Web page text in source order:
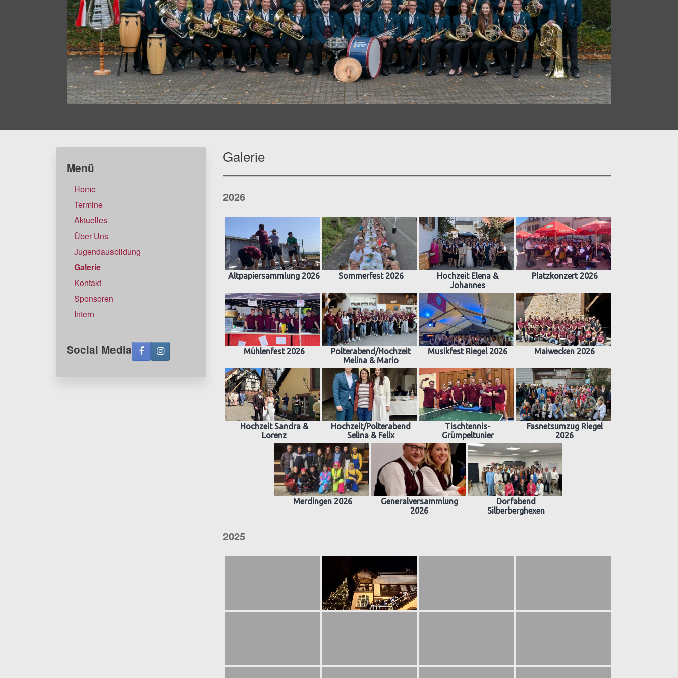
Galerie
2026
Altpapiersammlung 2026 Sommerfest 2026
Hochzeit Elena &
Johannes
Platzkonzert 2026
Mühlenfest 2026
Polterabend/Hochzeit
Melina & Mario
Musikfest Riegel 2026 Maiwecken 2026
Hochzeit Sandra &
Lorenz
Hochzeit/Polterabend
Selina & Felix
Tischtennis-
Grümpeltunier
Fasnetsumzug Riegel
2026
Merdingen 2026
Generalversammlung
2026
Dorfabend
Silberberghexen
2025
Menü
Home
Termine
Aktuelles
Über Uns
Jugendausbildung
Galerie
Kontakt
Sponsoren
Intern
Social Media